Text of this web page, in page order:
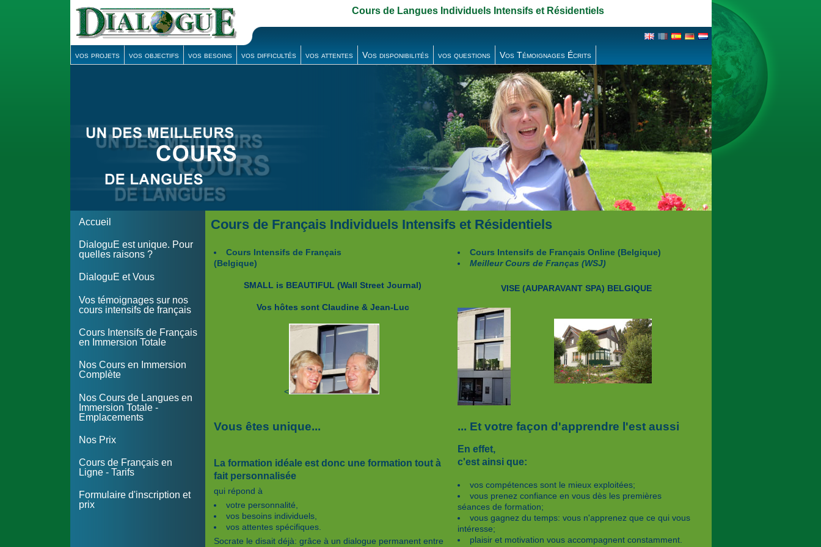
Cours de Langues Individuels Intensifs et Résidentiels
vos projets vos objectifs vos besoins vos difficultés vos attentes Vos disponibilités vos questions Vos Témoignages Écrits
Cours de Français Individuels Intensifs et Résidentiels
Cours Intensifs de Français
(Belgique)
SMALL is BEAUTIFUL(Wall Street Journal)
Vos hôtes sont Claudine & Jean-Luc
<
Vous êtes unique...
La formation idéale est donc une formation tout à
fait personnalisée
qui répond à
votre personnalité,
vos besoins individuels,
vos attentes spécifiques.
Socrate le disait déjà: grâce à un dialogue permanent entre
Cours Intensifs de Français Online (Belgique)
Meilleur Cours de Franças (WSJ)
VISE (AUPARAVANT SPA) BELGIQUE
... Et votre façon d'apprendre l'est aussi
En effet,
c'est ainsi que:
vos compétences sont le mieux exploitées;
vous prenez confiance en vous dès les premières
séances de formation;
vous gagnez du temps: vous n'apprenez que ce qui vous
intéresse;
plaisir et motivation vous accompagnent constamment.
Accueil
DialoguE est unique. Pour
quelles raisons ?
DialoguE et Vous
Vos témoignages sur nos
cours intensifs de français
Cours Intensifs de Français
en Immersion Totale
Nos Cours en Immersion
Complète
Nos Cours de Langues en
Immersion Totale -
Emplacements
Nos Prix
Cours de Français en
Ligne - Tarifs
Formulaire d'inscription et
prix